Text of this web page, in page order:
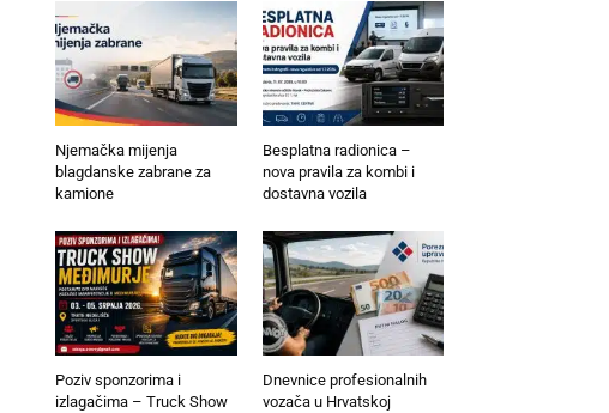
Njemačka mijenja
blagdanske zabrane za
kamione
Besplatna radionica –
nova pravila za kombi i
dostavna vozila
Poziv sponzorima i
izlagačima – Truck Show
Dnevnice profesionalnih
vozača u Hrvatskoj